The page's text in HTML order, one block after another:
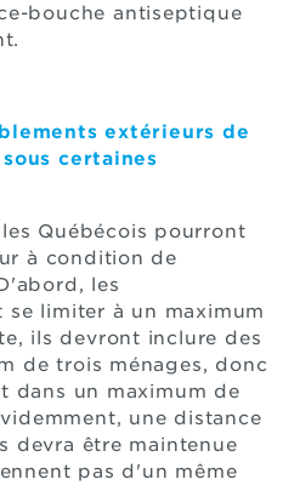
bouche antiseptique
extérieurs de
certaines
Québécois pourront
à condition de
les
se limiter à un maximum
ils devront inclure des
de trois ménages, donc
dans un maximum de
une distance
devra être maintenue
pas d'un même